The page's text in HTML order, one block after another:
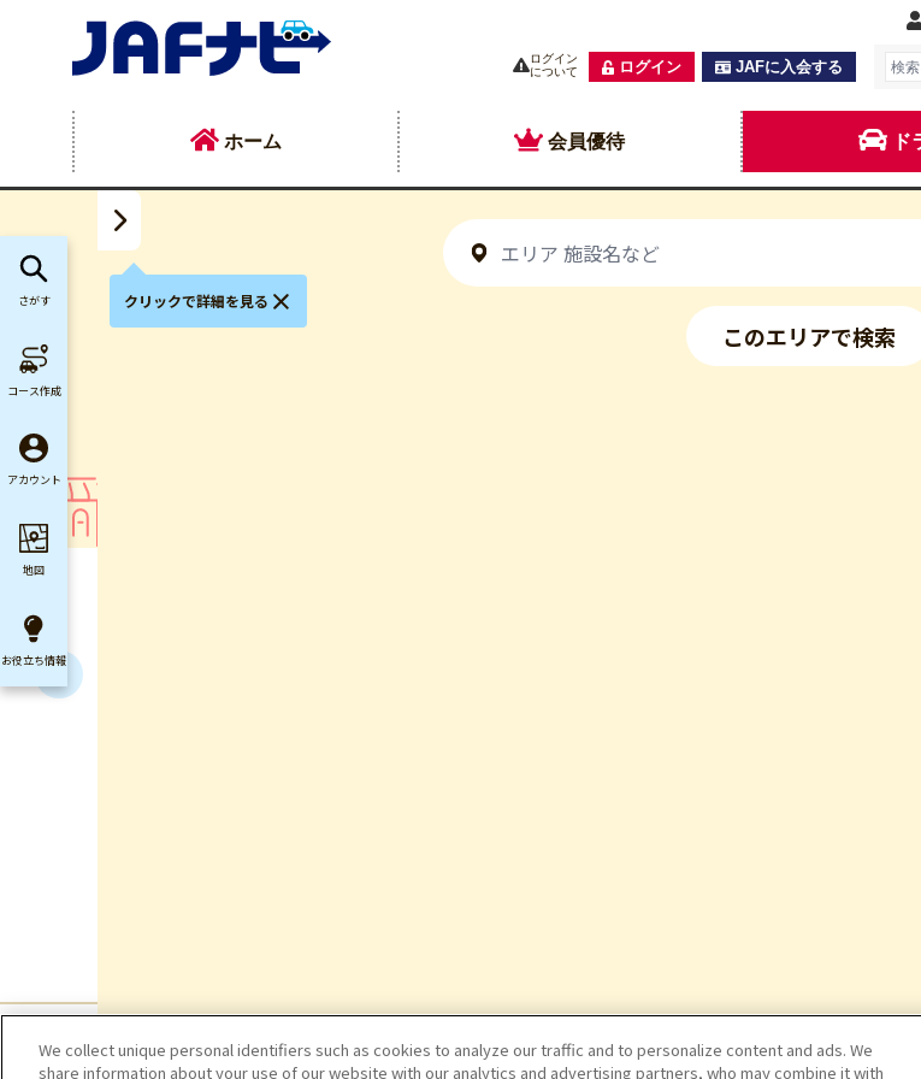
ログイン
について
ログイン JAFに入会する
ホーム 会員優待
このエリアで検索
クリックで詳細を見る
さがす
コース作成
アカウント
地図
お役立ち情報
We collect unique personal identifiers such as cookies to analyze our traffic and to personalize content and ads. We
share information about your use of our website with our analytics and advertising partners, who may combine it with